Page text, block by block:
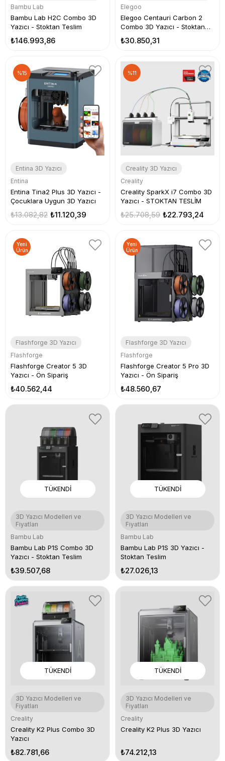
Bambu Lab
Bambu Lab H2C Combo 3D
Yazıcı - Stoktan Teslim
₺146.993,86
Elegoo
Elegoo Centauri Carbon 2
Combo 3D Yazıcı - Stoktan
₺30.850,31
Entina 3D Yazıcı
Entina
Entina Tina2 Plus 3D Yazıcı -
Çocuklara Uygun 3D Yazıcı
₺11.120,39
₺13.082,82
%15
Creality 3D Yazıcı
Creality
Creality SparkX i7 Combo 3D
Yazıcı - STOKTAN TESLİM
₺22.793,24
₺25.708,59
%11
Flashforge 3D Yazıcı
Flashforge
Flashforge Creator 5 3D
Yazıcı - Ön Sipariş
₺40.562,44
Yeni
Ürün
Flashforge 3D Yazıcı
Flashforge
Flashforge Creator 5 Pro 3D
Yazıcı - Ön Sipariş
₺48.560,67
Yeni
Ürün
TÜKENDI
3D Yazıcı Modelleri ve
Fiyatları
Bambu Lab
Bambu Lab P1S Combo 3D
Yazıcı - Stoktan Teslim
₺39.507,68
TÜKENDI
3D Yazıcı Modelleri ve
Fiyatları
Bambu Lab
Bambu Lab P1S 3D Yazıcı -
Stoktan Teslim
₺27.026,13
TÜKENDI
3D Yazıcı Modelleri ve
Fiyatları
Creality
Creality K2 Plus Combo 3D
Yazıcı
₺82.781,66
TÜKENDI
3D Yazıcı Modelleri ve
Fiyatları
Creality
Creality K2 Plus 3D Yazıcı
₺74.212,13